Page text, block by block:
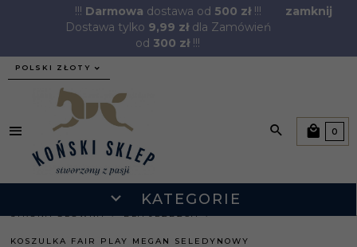
!!! Darmowa dostawa od 500 zł!!!
Dostawa tylko 9,99 złdla Zamówień
od 300 zł!!!
zamknij
currency_h
POLSKI ZŁOTY
KATEGORIE
0
STRONA GŁÓWNA DLA JEŹDŹCA
KOSZULKA FAIR PLAY MEGAN SELEDYNOWY